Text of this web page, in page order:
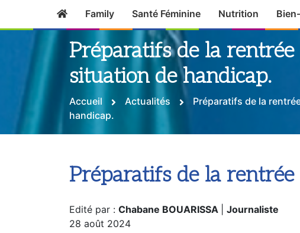
Family Santé Féminine Nutrition
Préparatifs de la rentrée
situation de handicap.
Accueil Actualités
Préparatifs de la
handicap.
Préparatifs de la
Edité par : Chabane BOUARISSA
Journaliste
28 août 2024